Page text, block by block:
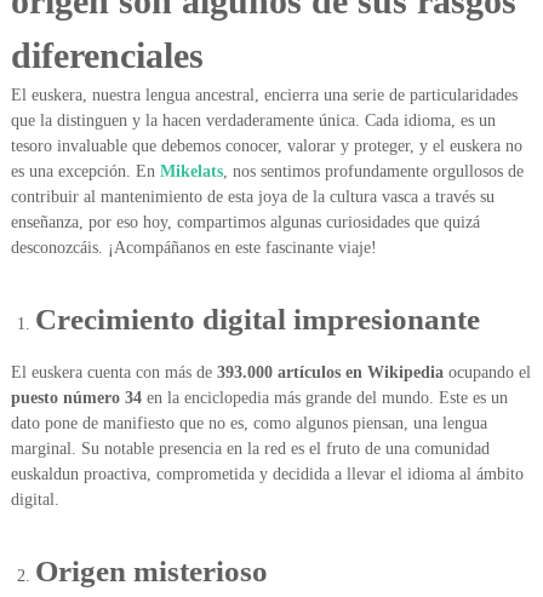
i
i
s
t
a
e
k
l
t
g
i
B
a
o
diferenciales
El euskera, nuestra lengua ancestral, encierra una serie de particularidades
que la distinguen y la hacen verdaderamente única. Cada idioma, es un
tesoro invaluable que debemos conocer, valorar y proteger, y el euskera no
es una excepción. En Mikelats, nos sentimos profundamente orgullosos de
contribuir al mantenimiento de esta joya de la cultura vasca a través su
enseñanza, por eso hoy, compartimos algunas curiosidades que quizá
desconozcáis. ¡Acompáñanos en este fascinante viaje!
Crecimiento digital impresionante
El euskera cuenta con más de 393.000 artículos en Wikipediaocupando el
puesto número 34en la enciclopedia más grande del mundo. Este es un
dato pone de manifiesto que no es, como algunos piensan, una lengua
marginal. Su notable presencia en la red es el fruto de una comunidad
euskaldun proactiva, comprometida y decidida a llevar el idioma al ámbito
digital.
Origen misterioso